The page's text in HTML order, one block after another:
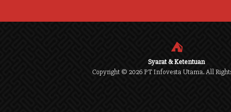
⛺
Syarat & Ketentuan
Copyright © 2026PT Infovesta Utama. All